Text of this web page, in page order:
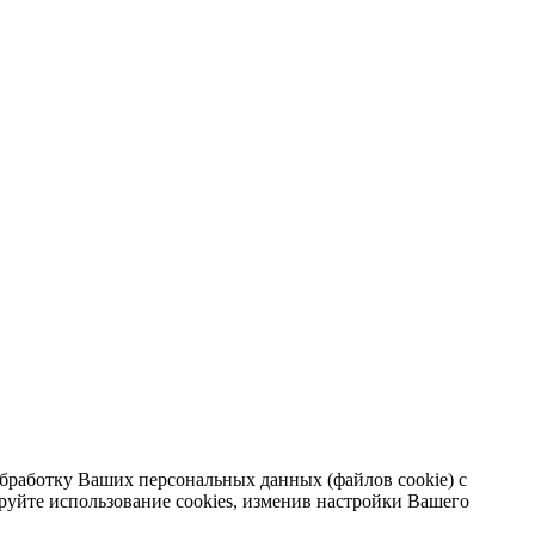
Ваших персональных данных (файлов cookie) с
использование cookies, изменив настройки Вашего